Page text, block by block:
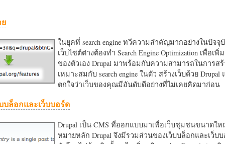
ในยุคที่ search engine ทวีความสำคัญมากอย่างในปัจจุ
เว็บไซต์ต่างต้องทำ Search Engine Optimization เพื่อเ
ของตัวเอง Drupal มาพร้อมกับความสามารถในการส
เหมาะสมกับ search engine ในตัว สร้างเว็บด้วย
ตกใจว่าเว็บของคุณมีอันดับดีอย่างที่ไม่เคยคิดมาก่อน
ล็อกและเว็บบอร์ด
Drupal เป็น CMS ที่ออกแบบมาเพื่อเว็บชุมชนขนาดให
หมายหลัก Drupal จึงมีรวมส่วนของเว็บบล็อกและเว็บ